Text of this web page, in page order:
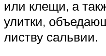
или клещи, а
улитки,
листву сальвии.